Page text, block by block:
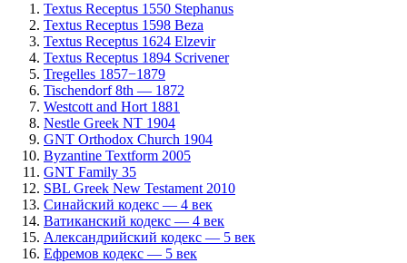
Textus Receptus 1550 Stephanus
Textus Receptus 1598 Beza
Textus Receptus 1624 Elzevir
Textus Receptus 1894 Scrivener
Tregelles 1857−1879
Tischendorf 8th — 1872
Westcott and Hort 1881
Nestle Greek NT 1904
GNT Orthodox Church 1904
Byzantine Textform 2005
GNT Family 35
SBL Greek New Testament 2010
Синайский кодекс — 4 век
Ватиканский кодекс — 4 век
Александрийский кодекс — 5 век
Ефремов кодекс — 5 век